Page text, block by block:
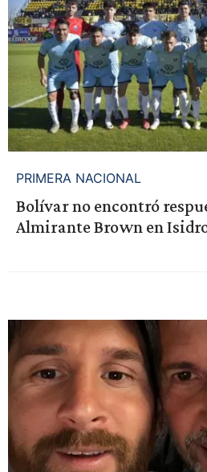
PRIMERA NACIONAL
Bolívar no encontró
Almirante Brown en